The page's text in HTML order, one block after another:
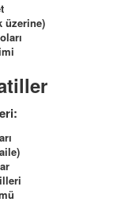
üzerine)